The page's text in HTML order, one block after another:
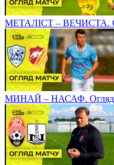
МЕТАЛІСТ – ВЕЧИСТА.
МИНАЙ – НАСАФ. Огляд